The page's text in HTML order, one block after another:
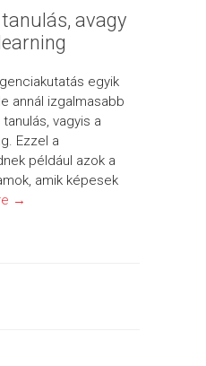
avagy
egyik
annál izgalmasabb
vagyis a
Ezzel a
például azok a
amik képesek
→